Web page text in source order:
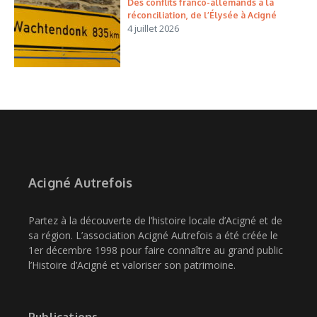
Des conflits franco-allemands à la
réconciliation, de l’Élysée à Acigné
4 juillet 2026
Acigné Autrefois
Partez à la découverte de l’histoire locale d’Acigné et de
sa région. L’association Acigné Autrefois a été créée le
1er décembre 1998 pour faire connaître au grand public
l’Histoire d’Acigné et valoriser son patrimoine.